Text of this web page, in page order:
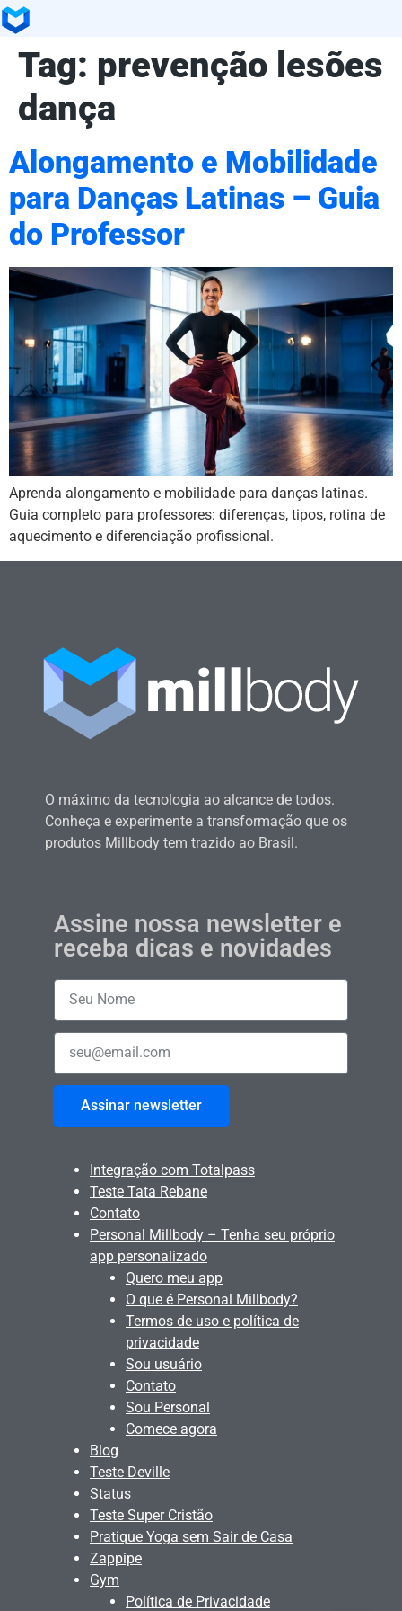
Tag: prevenção lesões
dança
Alongamento e Mobilidade
para Danças Latinas – Guia
do Professor
Aprenda alongamento e mobilidade para danças latinas.
Guia completo para professores: diferenças, tipos, rotina de
aquecimento e diferenciação profissional.
O máximo da tecnologia ao alcance de todos.
Conheça e experimente a transformação que os
produtos Millbody tem trazido ao Brasil.
Assine nossa newsletter e
receba dicas e novidades
Assinar newsletter
Integração com Totalpass
Teste Tata Rebane
Contato
Personal Millbody – Tenha seu próprio
app personalizado
Quero meu app
O que é Personal Millbody?
Termos de uso e política de
privacidade
Sou usuário
Contato
Sou Personal
Comece agora
Blog
Teste Deville
Status
Teste Super Cristão
Pratique Yoga sem Sair de Casa
Zappipe
Gym
Política de Privacidade